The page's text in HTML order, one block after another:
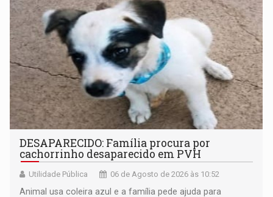
DESAPARECIDO: Família procura por
cachorrinho desaparecido em PVH
Utilidade Pública 06 de Agosto de 2026 às 10:52
Animal usa coleira azul e a família pede ajuda para